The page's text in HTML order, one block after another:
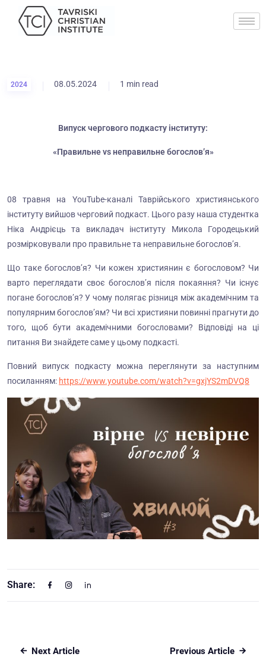
2024 08.05.2024 1 min read
Випуск чергового подкасту інституту:
«Правильнеvsнеправильне богослов’я»
08 травня на YouTube-каналі Таврійського християнського
інституту вийшов черговий подкаст. Цього разу наша студентка
Ніка Андрієць та викладач інституту Микола Городецький
розмірковували про правильне та неправильне богослов’я.
Що таке богослов’я? Чи кожен християнин є богословом? Чи
варто переглядати своє богослов’я після покаяння? Чи існує
погане богослов’я? У чому полягає різниця між академічним та
популярним богослов’ям? Чи всі християни повинні прагнути до
того, щоб бути академічними богословами? Відповіді на ці
питання Ви знайдете саме у цьому подкасті.
Повний випуск подкасту можна переглянути за наступним
посиланням: https://www.youtube.com/watch?v=gxjYS2mDVQ8
Share:
Next Article Previous Article